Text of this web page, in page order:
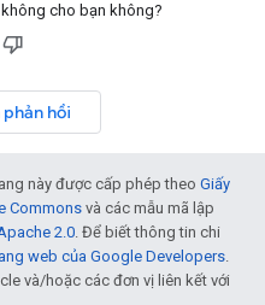
cho bạn không?
hồi
này được cấp phép theo Giấy
Commons và các mẫu mã lập
2.0. Để biết thông tin chi
web của Google Developers.
và/hoặc các đơn vị liên kết với